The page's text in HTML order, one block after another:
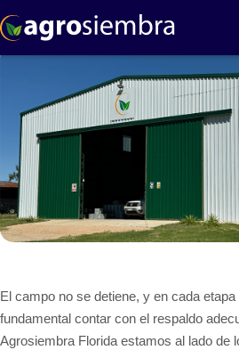
Nueva Sucursal en
El campo no se detiene, y en cada
fundamental contar con el respaldo
Agrosiembra Florida estamos al lado de